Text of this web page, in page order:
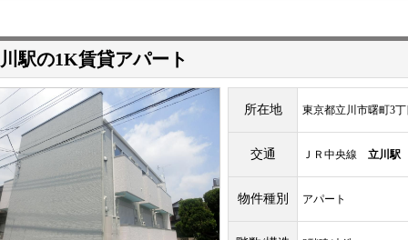
駅の1K賃貸アパート
所在地 東京都立川市曙町3
交通 ＪＲ中央線 立川駅
物件種別 アパート